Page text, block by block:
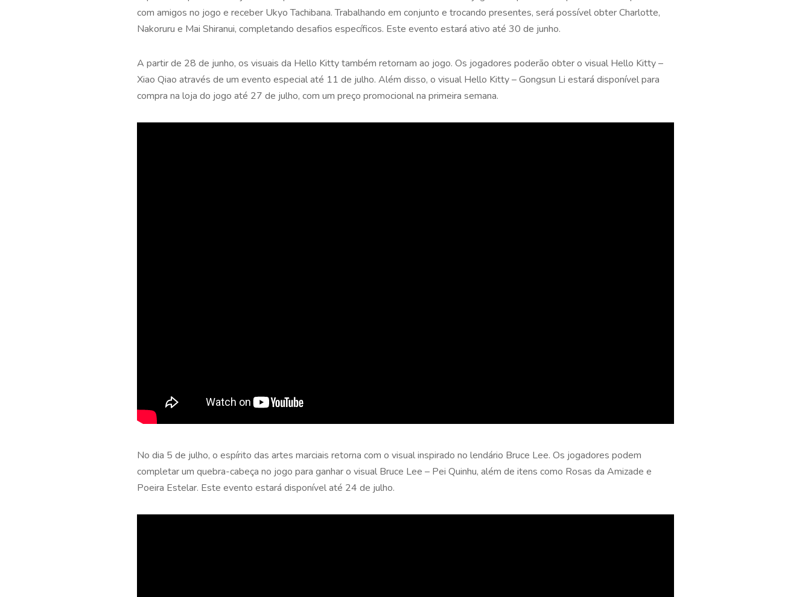
com amigos no jogo e receber Ukyo Tachibana. Trabalhando em conjunto e trocando presentes, será possível obter Charlotte,
Nakoruru e Mai Shiranui, completando desafios específicos. Este evento estará ativo até 30 de junho.
A partir de 28 de junho, os visuais da Hello Kitty também retornam ao jogo. Os jogadores poderão obter o visual Hello Kitty –
Xiao Qiao através de um evento especial até 11 de julho. Além disso, o visual Hello Kitty – Gongsun Li estará disponível para
compra na loja do jogo até 27 de julho, com um preço promocional na primeira semana.
No dia 5 de julho, o espírito das artes marciais retorna com o visual inspirado no lendário Bruce Lee. Os jogadores podem
completar um quebra-cabeça no jogo para ganhar o visual Bruce Lee – Pei Quinhu, além de itens como Rosas da Amizade e
Poeira Estelar. Este evento estará disponível até 24 de julho.